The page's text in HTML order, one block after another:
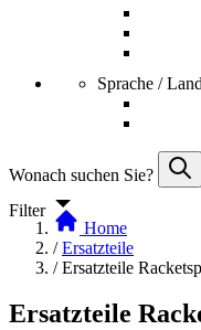
Sprache / Land
Wonach suchen Sie?
Filter
Home
/ Ersatzteile
/ Ersatzteile
Ersatzteile